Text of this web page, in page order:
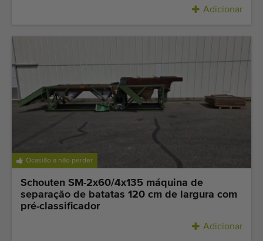
FAQ
Contacto
Blog
Equipamento de qualidade
Pessoal qualificado
Entregas em todo o mundo
Desde 1977
Adicionar
Ocasião a não perder
Schouten SM-2x60/4x135 máquina de
separação de batatas 120 cm de largura com
pré-classificador
Adicionar